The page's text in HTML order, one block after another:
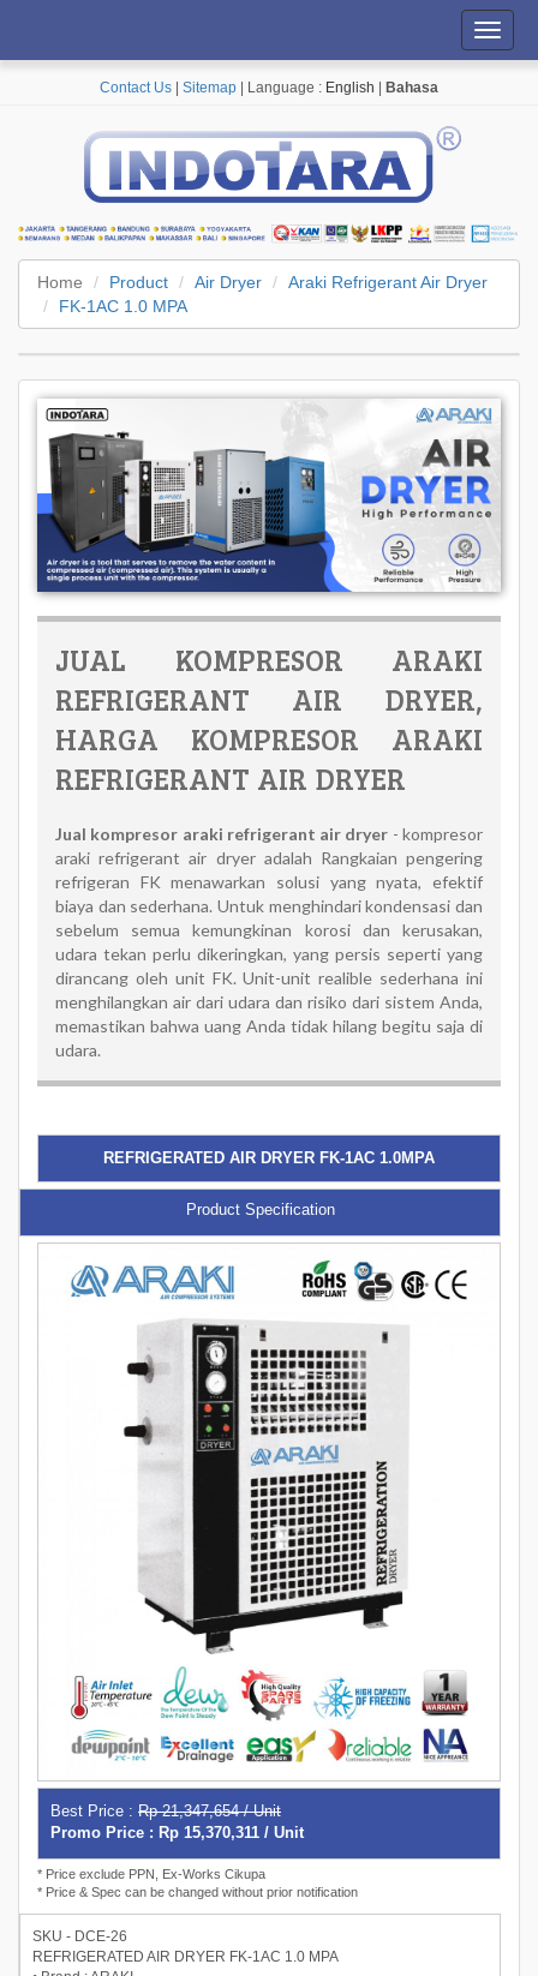
Contact Us Sitemap | Language : English Bahasa
Home Product Air Dryer
Araki Refrigerant Air Dryer
FK-1AC 1.0 MPA
JUAL KOMPRESOR ARAKI
REFRIGERANT AIR DRYER,
HARGA KOMPRESOR ARAKI
REFRIGERANT AIR DRYER
Jual kompresor araki refrigerant air dryer - kompresor
araki refrigerant air dryer adalah Rangkaian pengering
refrigeran FK menawarkan solusi yang nyata, efektif
biaya dan sederhana. Untuk menghindari kondensasi dan
sebelum semua kemungkinan korosi dan kerusakan,
udara tekan perlu dikeringkan, yang persis seperti yang
dirancang oleh unit FK. Unit-unit realible sederhana ini
menghilangkan air dari udara dan risiko dari sistem Anda,
memastikan bahwa uang Anda tidak hilang begitu saja di
udara.
REFRIGERATED AIR DRYER FK-1AC 1.0MPA
Product Specification
Best Price : Rp 21,347,654 / Unit
Promo Price : Rp 15,370,311 / Unit
* Price exclude PPN, Ex-Works Cikupa
* Price & Spec can be changed without prior notification
SKU - DCE-26
REFRIGERATED AIR DRYER FK-1AC 1.0 MPA